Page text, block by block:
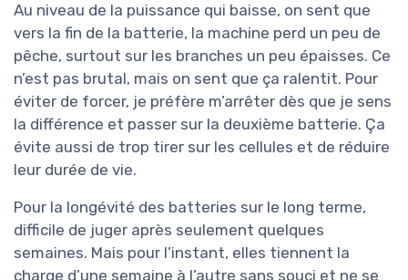
Au niveau de la puissance qui baisse, on sent que
vers la fin de la batterie, la machine perd un peu de
pêche, surtout sur les branches un peu épaisses. Ce
n’est pas brutal, mais on sent que ça ralentit. Pour
éviter de forcer, je préfère m’arrêter dès que je sens
la différence et passer sur la deuxième batterie. Ça
évite aussi de trop tirer sur les cellules et de réduire
leur durée de vie.
Pour la longévité des batteries sur le long terme,
difficile de juger après seulement quelques
semaines. Mais pour l’instant, elles tiennent la
charge d’une semaine à l’autre sans souci et ne se